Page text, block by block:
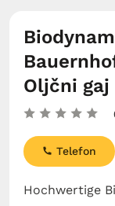
Oljčni gaj
Hochwertige
Telefon